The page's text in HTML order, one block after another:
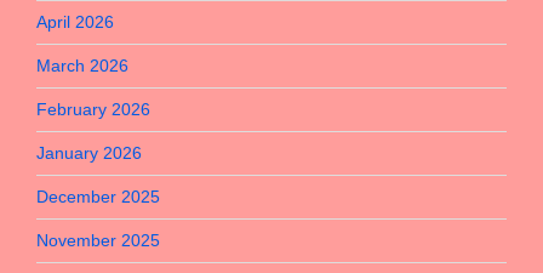
April 2026
March 2026
February 2026
January 2026
December 2025
November 2025